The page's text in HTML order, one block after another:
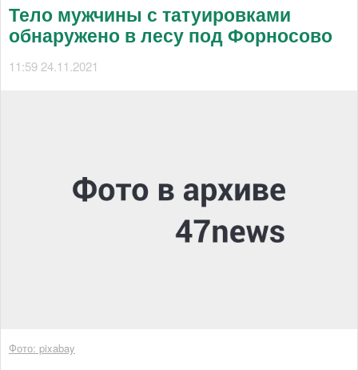
Тело мужчины с татуировками
обнаружено в лесу под Форносово
11:59 24.11.2021
Фото: pixabay